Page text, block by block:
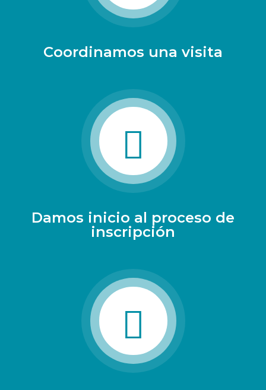
Coordinamos una visita
Damos inicio al proceso de
inscripción